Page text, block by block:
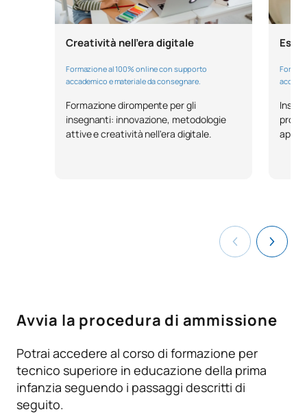
TOTALE: 1
Secondo anno
SOGGETTI ANNUALI
Soggetti Carattere* ECTS
V0220212
assistenza ai minori a
OB 6
V0220213
Itinerario personale per
l'occupabilità II
OB
Creatività nell'era digitale
Formazione al 100% online con supporto
accademico e materiale da consegnare.
Formazione dirompente per gli
insegnanti: innovazione, metodologie
attive e creatività nell'era digitale.
Avvia la procedura di ammissione
Potrai accedere al corso di formazione per
tecnico superiore in educazione della prima
infanzia seguendo i passaggi descritti di
seguito.